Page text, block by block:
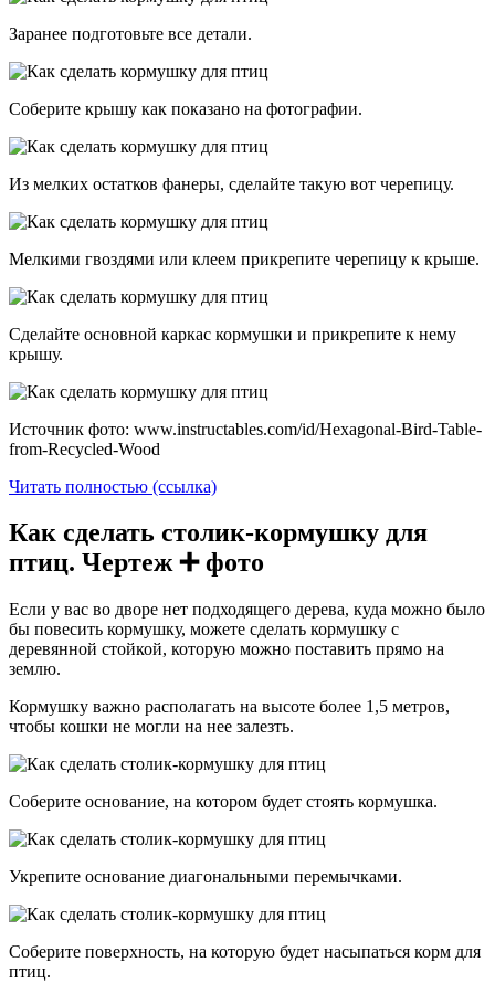
Заранее подготовьте все детали.
Соберите крышу как показано на фотографии.
Из мелких остатков фанеры, сделайте такую вот черепицу.
Мелкими гвоздями или клеем прикрепите черепицу к крыше.
Сделайте основной каркас кормушки и прикрепите к нему
крышу.
Источник фото: www.instructables.com/id/Hexagonal-Bird-Table-
from-Recycled-Wood
Читать полностью (ссылка)
Как сделать столик-кормушку для
птиц. Чертеж ➕ фото
Если у вас во дворе нет подходящего дерева, куда можно было
бы повесить кормушку, можете сделать кормушку с
деревянной стойкой, которую можно поставить прямо на
землю.
Кормушку важно располагать на высоте более 1,5 метров,
чтобы кошки не могли на нее залезть.
Соберите основание, на котором будет стоять кормушка.
Укрепите основание диагональными перемычками.
Соберите поверхность, на которую будет насыпаться корм для
птиц.